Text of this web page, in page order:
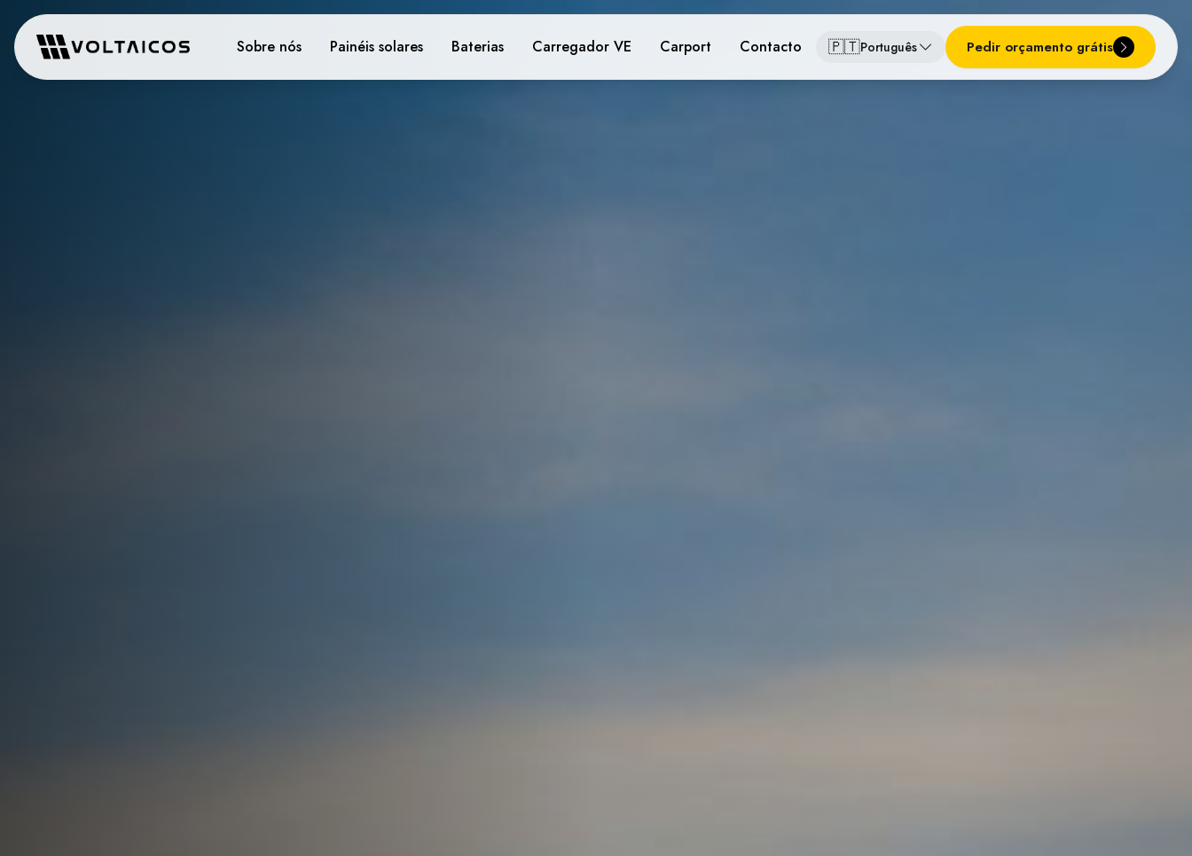
Sobre nós Painéis solares Baterias Carregador VE Carport Contacto 🇵🇹Português Pedir orçamento grátis